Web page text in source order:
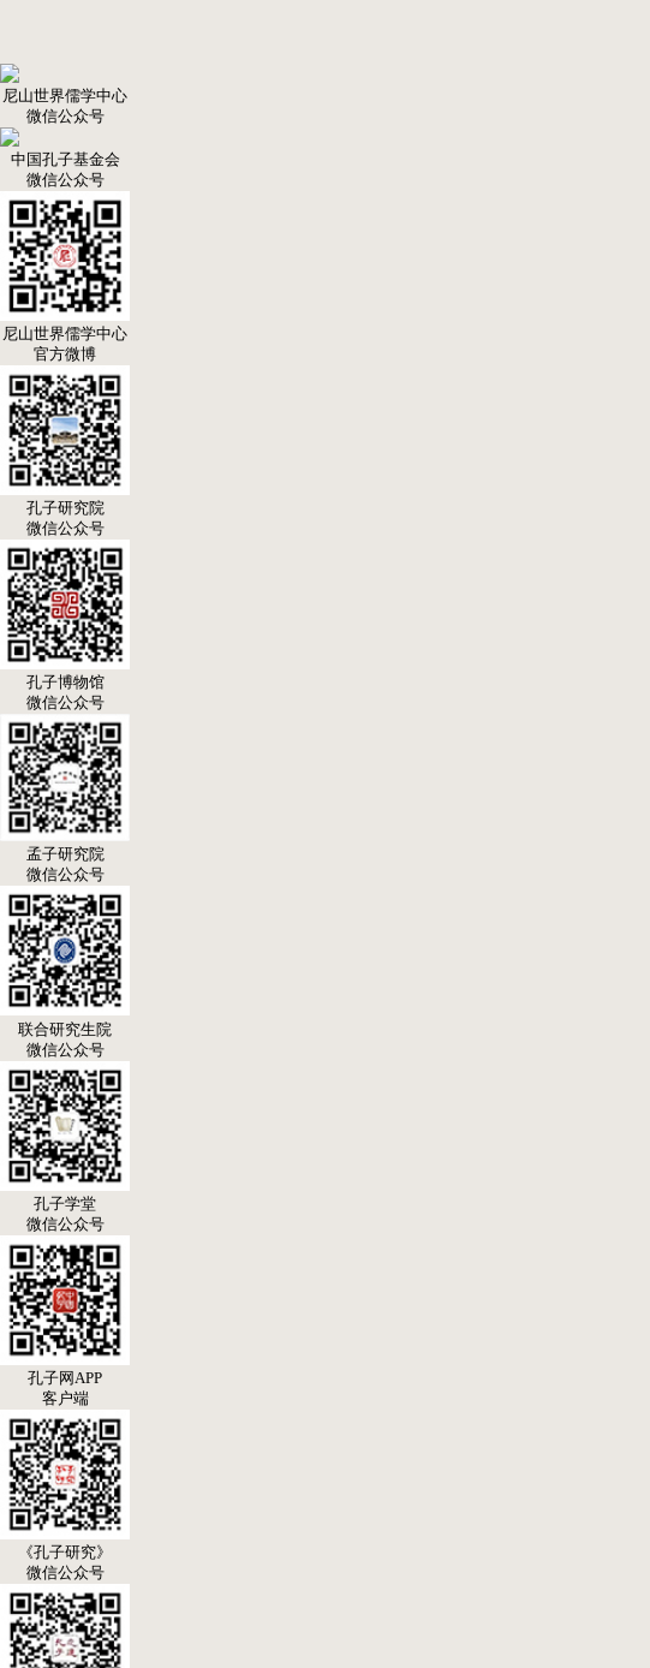
尼山世界儒学中心
微信公众号
中国孔子基金会
微信公众号
尼山世界儒学中心
官方微博
孔子研究院
微信公众号
孔子博物馆
微信公众号
孟子研究院
微信公众号
联合研究生院
微信公众号
孔子学堂
微信公众号
孔子网APP
客户端
《孔子研究》
微信公众号